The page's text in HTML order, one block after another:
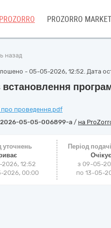
PROZORRO PROZORRO MARKET
назад
- 05-05-2026, 12:52. Дата
встановлення
проведення.pdf
2026-05-05-006899-a / на
уточнень
12:52
2026, 00:00
Період
з 09-05-
по 13-05-